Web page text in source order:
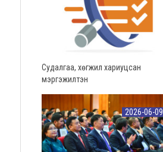
Судалгаа, хөгжил хариуцсан
мэргэжилтэн
2026-06-09